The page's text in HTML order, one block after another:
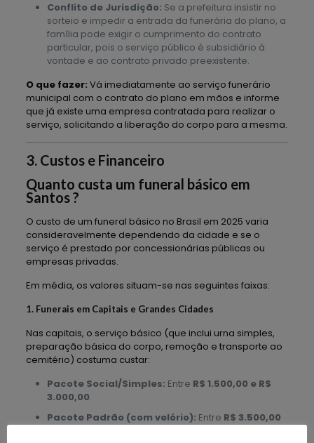
Conflito de Jurisdição: Se a prefeitura insistir no
sorteio e impedir a entrada da funerária do plano, a
família pode exigir o cumprimento do contrato
particular, pois o serviço público é subsidiário à
vontade e ao contrato privado preexistente.
O que fazer: Vá imediatamente ao serviço funerário
municipal com o contrato do plano em mãos e informe
que já existe uma empresa contratada para realizar o
serviço, solicitando a liberação do corpo para a mesma.
3. Custos e Financeiro
Quanto custa um funeral básico em
Santos ?
O custo de um funeral básico no Brasil em 2025 varia
consideravelmente dependendo da cidade e se o
serviço é prestado por concessionárias públicas ou
empresas privadas.
Em média, os valores situam-se nas seguintes faixas:
1. Funerais em Capitais e Grandes Cidades
Nas capitais, o serviço básico (que inclui urna simples,
preparação básica do corpo, remoção e transporte ao
cemitério) costuma custar:
Pacote Social/Simples: Entre R$ 1.500,00 e R$
3.000,00.
Pacote Padrão (com velório): Entre R$ 3.500,00